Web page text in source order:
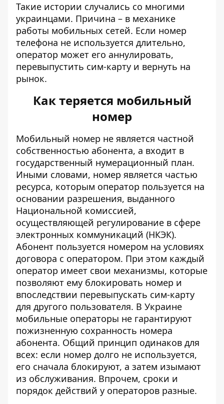
Такие истории случались со многими
украинцами. Причина – в механике
работы мобильных сетей. Если номер
телефона не используется длительно,
оператор может его аннулировать,
перевыпустить сим-карту и вернуть на
рынок.
Как теряется мобильный
номер
Мобильный номер не является частной
собственностью абонента, а входит в
государственный нумерационный план.
Иными словами, номер является частью
ресурса, которым оператор пользуется на
основании разрешения, выданного
Национальной комиссией,
осуществляющей регулирование в сфере
электронных коммуникаций (НКЭК).
Абонент пользуется номером на условиях
договора с оператором. При этом каждый
оператор имеет свои механизмы, которые
позволяют ему блокировать номер и
впоследствии перевыпускать сим-карту
для другого пользователя. В Украине
мобильные операторы не гарантируют
пожизненную сохранность номера
абонента. Общий принцип одинаков для
всех: если номер долго не используется,
его сначала блокируют, а затем изымают
из обслуживания. Впрочем, сроки и
порядок действий у операторов разные.